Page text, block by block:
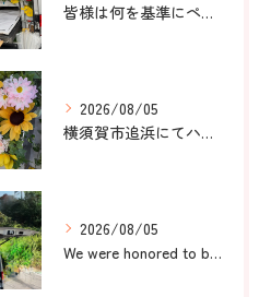
皆様は何を基準にペット葬儀社を選びますか？
2026/08/05
横須賀市追浜にてハムスターのみかんちゃんのペット火葬のお手伝...
2026/08/05
We were honored to be by your ...